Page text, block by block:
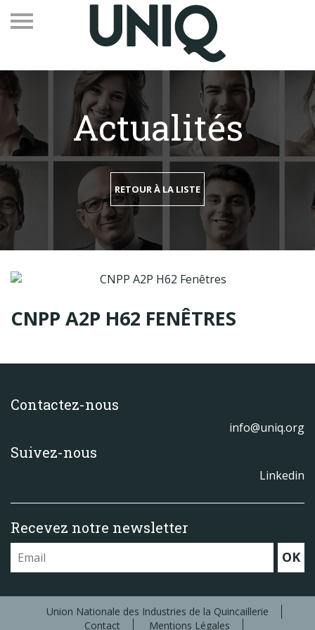
Recevez notre newsletter
Vos contacts
Espace adhérents
Linkedin
EN
Produits
Publications
Actualités
RETOUR À LA LISTE
CNPP A2P H62 FENÊTRES
Contactez-nous
info@uniq.org
Suivez-nous
Linkedin
Recevez notre newsletter
OK
Union Nationale des Industries de la Quincaillerie
Contact
Mentions Légales